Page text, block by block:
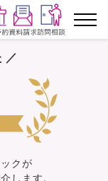
／
クが
します。